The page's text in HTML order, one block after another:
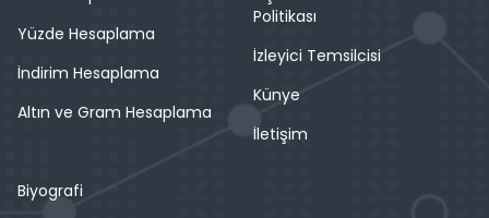
Yüzde Hesaplama
İndirim Hesaplama
Altın ve Gram Hesaplama
Politikası
İzleyici Temsilcisi
Künye
İletişim
Biyografi